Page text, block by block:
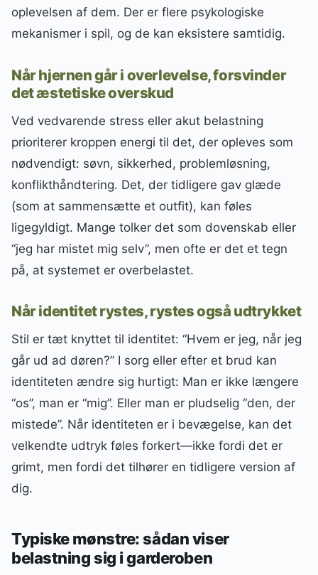
oplevelsen af dem. Der er flere psykologiske
mekanismer i spil, og de kan eksistere samtidig.
Når hjernen går i overlevelse, forsvinder
det æstetiske overskud
Ved vedvarende stress eller akut belastning
prioriterer kroppen energi til det, der opleves som
nødvendigt: søvn, sikkerhed, problemløsning,
konflikthåndtering. Det, der tidligere gav glæde
(som at sammensætte et outfit), kan føles
ligegyldigt. Mange tolker det som dovenskab eller
“jeg har mistet mig selv”, men ofte er det et tegn
på, at systemet er overbelastet.
Når identitet rystes, rystes også udtrykket
Stil er tæt knyttet til identitet: “Hvem er jeg, når jeg
går ud ad døren?” I sorg eller efter et brud kan
identiteten ændre sig hurtigt: Man er ikke længere
“os”, man er “mig”. Eller man er pludselig “den, der
mistede”. Når identiteten er i bevægelse, kan det
velkendte udtryk føles forkert—ikke fordi det er
grimt, men fordi det tilhører en tidligere version af
dig.
Typiske mønstre: sådan viser
belastning sig i garderoben